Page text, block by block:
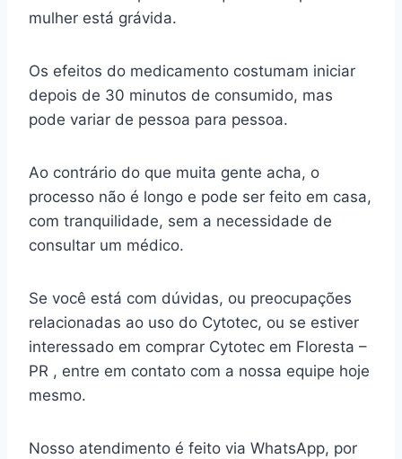
mulher está grávida.
Os efeitos do medicamento costumam iniciar
depois de 30 minutos de consumido, mas
pode variar de pessoa para pessoa.
Ao contrário do que muita gente acha, o
processo não é longo e pode ser feito em casa,
com tranquilidade, sem a necessidade de
consultar um médico.
Se você está com dúvidas, ou preocupações
relacionadas ao uso do Cytotec, ou se estiver
interessado em comprar Cytotec em Floresta –
PR , entre em contato com a nossa equipe hoje
mesmo.
Nosso atendimento é feito via WhatsApp, por